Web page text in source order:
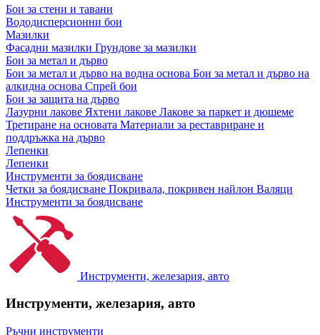
Бои за стени и тавани
Вододисперсионни бои
Мазилки
Фасадни мазилки Грундове за мазилки
Бои за метал и дърво
Бои за метал и дърво на водна основа Бои за метал и дърво на
алкидна основа Спрей бои
Бои за защита на дърво
Лазурни лакове Яхтени лакове Лакове за паркет и дюшеме
Третиране на основата Материали за реставриране и
поддръжка на дърво
Лепенки
Лепенки
Инструменти за боядисване
Четки за боядисване Покривала, покривен найлон Валяци
Инструменти за боядисване
Инструменти, железария, авто
Инструменти, железария, авто
Ръчни инструменти